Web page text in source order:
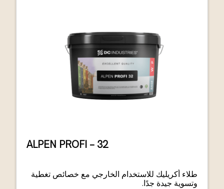
ALPEN PROFI – 32
طلاء أكريليك للاستخدام الخارجي مع خصائص تغطية
وتسوية جيدة جدًا.